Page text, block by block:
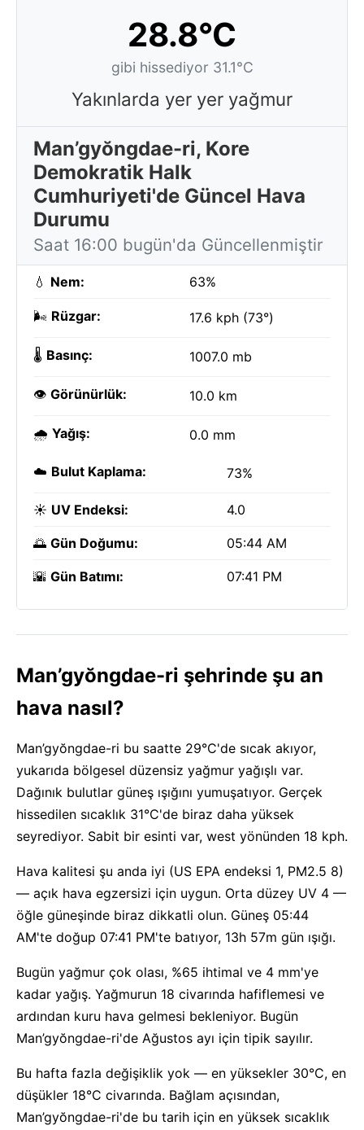
28.8°C
gibi hissediyor 31.1°C
Yakınlarda yer yer yağmur
Man’gyŏngdae-ri, Kore
Demokratik Halk
Cumhuriyeti'de Güncel Hava
Durumu
Saat 16:00 bugün'da Güncellenmiştir
💧 Nem: 63%
🌬️ Rüzgar: 17.6 kph (73°)
🌡️ Basınç: 1007.0 mb
👁️ Görünürlük: 10.0 km
🌧️ Yağış: 0.0 mm
☁️ Bulut Kaplama: 73%
☀️ UV Endeksi: 4.0
🌅 Gün Doğumu: 05:44 AM
🌇 Gün Batımı: 07:41 PM
Man’gyŏngdae-ri şehrinde şu an
hava nasıl?
Man’gyŏngdae-ri bu saatte 29°C'de sıcak akıyor,
yukarıda bölgesel düzensiz yağmur yağışlı var.
Dağınık bulutlar güneş ışığını yumuşatıyor. Gerçek
hissedilen sıcaklık 31°C'de biraz daha yüksek
seyrediyor. Sabit bir esinti var, west yönünden 18 kph.
Hava kalitesi şu anda iyi (US EPA endeksi 1, PM2.5 8)
— açık hava egzersizi için uygun. Orta düzey UV 4 —
öğle güneşinde biraz dikkatli olun. Güneş 05:44
AM'te doğup 07:41 PM'te batıyor, 13h 57m gün ışığı.
Bugün yağmur çok olası, %65 ihtimal ve 4 mm'ye
kadar yağış. Yağmurun 18 civarında hafiflemesi ve
ardından kuru hava gelmesi bekleniyor. Bugün
Man’gyŏngdae-ri'de Ağustos ayı için tipik sayılır.
Bu hafta fazla değişiklik yok — en yüksekler 30°C, en
düşükler 18°C civarında. Bağlam açısından,
Man’gyŏngdae-ri'de bu tarih için en yüksek sıcaklık